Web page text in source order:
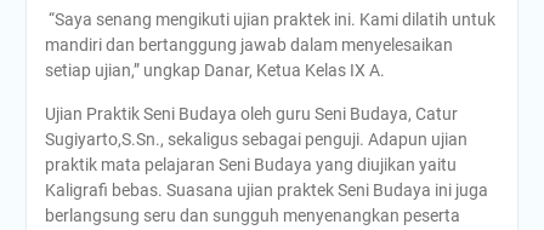
“Saya senang mengikuti ujian praktek ini. Kami dilatih untuk
mandiri dan bertanggung jawab dalam menyelesaikan
setiap ujian,” ungkap Danar, Ketua Kelas IX A.
Ujian Praktik Seni Budaya oleh guru Seni Budaya, Catur
Sugiyarto,S.Sn., sekaligus sebagai penguji. Adapun ujian
praktik mata pelajaran Seni Budaya yang diujikan yaitu
Kaligrafi bebas. Suasana ujian praktek Seni Budaya ini juga
berlangsung seru dan sungguh menyenangkan peserta